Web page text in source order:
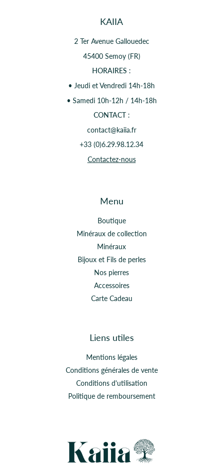
KAIIA
2 Ter Avenue Gallouedec
45400 Semoy (FR)
HORAIRES :
• Jeudi et Vendredi 14h-18h
• Samedi 10h-12h / 14h-18h
CONTACT:
contact@kaiia.fr
+33 (0)6.29.98.12.34
Contactez-nous
Menu
Boutique
Minéraux de collection
Minéraux
Bijoux et Fils de perles
Nos pierres
Accessoires
Carte Cadeau
Liens utiles
Mentions légales
Conditions générales de vente
Conditions d'utilisation
Politique de remboursement